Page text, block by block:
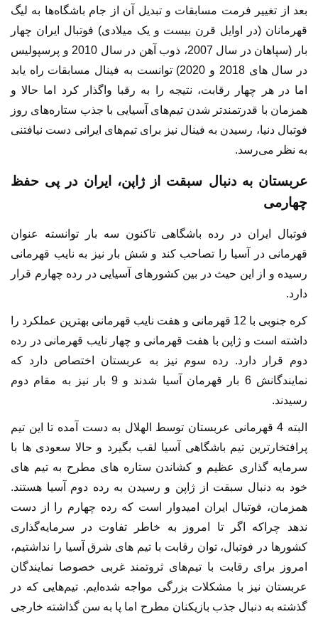
بعد از تغییر فرمت مسابقات و تبدیل آن از جام باشگاه‌ها به لیگ
قهرمانان (در اوایل قرن بیست و یک میلادی) فوتبال ایران چهار
بار (سپاهان در سال 2007، ذوب آهن در سال 2010 و پرسپولیس
در سال های 2018 و 2020) توانست به فینال مسابقات راه یابد
اما در هر چهار رقابت، نتیجه را به رقبا واگذار کرد اما حالا و
همزمان با قدرتمندتر شدن تیم‌های آسیایی با جذب ستاره‌های روز
فوتبال دنیا، رسیدن به فینال نیز برای تیم‌های ایرانی دست نیافتنی
به نظر می‌رسد.
عربستان به دنبال سبقت از ژاپن، ایران در پی حفظ
چهارمی
فوتبال ایران در رده باشگاهی تاکنون سه بار توانسته عنوان
قهرمانی در آسیا را تصاحب کند و شش بار نیز به نایب قهرمانی
رسیده و از این حیث در بین کشورهای آسیایی در رده چهارم قرار
دارد.
کره جنوبی با 12 قهرمانی و هفت نایب قهرمانی بهترین عملکرد را
داشته است و ژاپن با هفت قهرمانی و چهار نایب قهرمانی در رده
دوم قرار دارد. رده سوم نیز به عربستان اختصاص دارد که
نمایندگانش 6 بار قهرمان آسیا شدند و 9 بار نیز به مقام دوم
رسیدند.
البته 4 قهرمانی عربستان توسط الهلال به دست آمده تا این تیم
پرافتخارترین تیم باشگاهی آسیا لقب بگیرد و حالا سعودی ها با
سرمایه گذاری عظیم و کشاندن ستاره های مطرح به تیم های
خود به دنبال سبقت از ژاپن و رسیدن به رده دوم آسیا هستند.
همزمان، فوتبال ایران امیدوار است که رده چهارم را از دست
ندهد چراکه اگر تا امروز به خاطر تفاوت در سرمایه‌گذاری
کشورها در فوتبال، توان رقابت با تیم های شرق آسیا را نداشتیم،
امروز برای رقابت با تیم‌های ثروتمند غربی خصوصا نمایندگان
عربستان نیز با مشکلات بزرگی مواجه شده‌ایم. تیم‌هایی که در
گذشته به دنبال جذب بازیکنان مطرح اما پا به سن گذاشته خارجی